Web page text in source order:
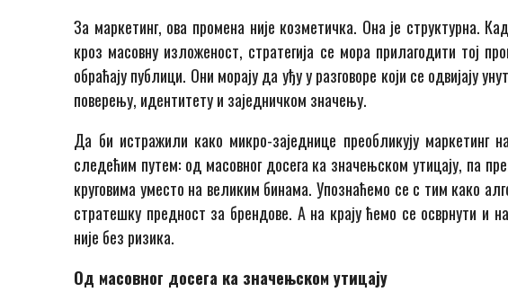
За маркетинг, ова промена није козметичка. Она је структурна.
кроз масовну изложеност, стратегија се мора прилагодити тој
обраћају публици. Они морају да уђу у разговоре који се одвијају
поверењу, идентитету и заједничком значењу.
Да би истражили како микро-заједнице преобликују
следећим путем: од масовног досега ка значењском утицају, па
круговима уместо на великим бинама. Упознаћемо се с тим како
стратешку предност за брендове. А на крају ћемо се осврнути и
није без ризика.
Од масовног досега ка значењском утицају